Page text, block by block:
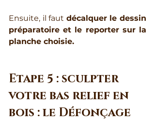
Ensuite, il faut décalquer le dessin
préparatoire et le reporter sur la
planche choisie.
Etape 5 : sculpter
votre bas relief en
bois : le Défonçage